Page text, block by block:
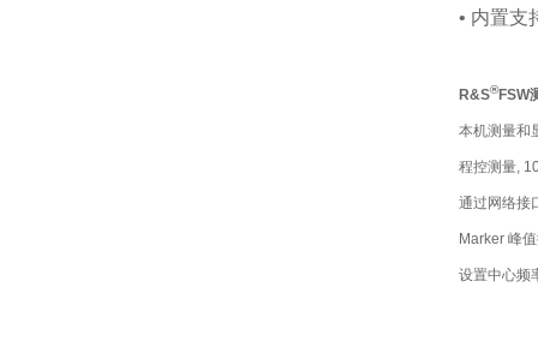
• 内置支
R&S®FSW
本机测量和
程控测量,
通过网络接
Marker 峰
设置中心频